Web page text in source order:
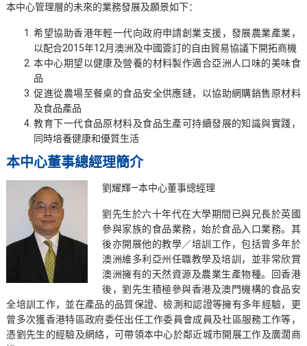
本中心管理層的未來的業務發展及願景如下：
希望協助香港年輕一代向政府申請創業支援，發展農業產業，
以配合2015年12月澳洲及中國簽訂的自由貿易協議下開拓商機
本中心期望以健康及營養的材料製作適合亞洲人口味的美味食
品
促進從農場至餐桌的食品安全供應鏈，以協助網購銷售原材料
及食品產品
教育下一代食品原材料及食品生產可持續發展的知識與實踐，
同時培養健康和優質生活
本中心董事總經理簡介
劉耀輝—本中心董事總經理
劉先生於六十年代在大學期間已與兄長於英國
參與家族的食品業務，始於食品入口業務。其
後亦開展他的教學／培訓工作，包括曾多年於
澳洲維多利亞州任職教學及培訓，並非常欣賞
澳洲擁有的天然資源及農業生產物種。回香港
後，劉先生積極參與香港及澳門機構的食品安
全培訓工作，並在產品的品質保證、檢測和認證等擁有多年經驗，更
曾多次獲香港特區政府委任出任工作委員會成員及社區服務工作等，
憑劉先生的經驗及網絡，可帶領本中心於鄰近城市開展工作及廣濶商